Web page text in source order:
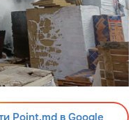
Point.md в Google